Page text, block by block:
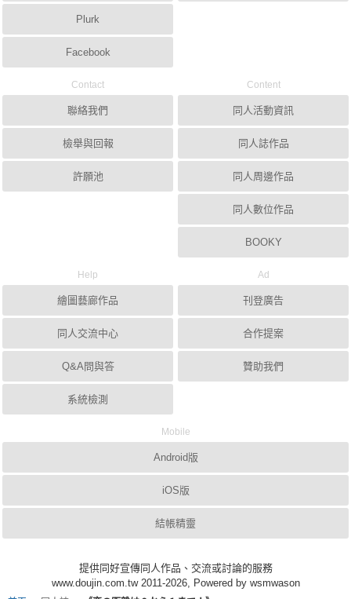
Plurk
Facebook
Contact
聯絡我們
檢舉與回報
許願池
Content
同人活動資訊
同人誌作品
同人周邊作品
同人數位作品
BOOKY
Help
繪圖藝廊作品
同人交流中心
Q&A問與答
系統檢測
Ad
刊登廣告
合作提案
贊助我們
Mobile
Android版
iOS版
結帳精靈
提供同好宣傳同人作品、交流或討論的服務
www.doujin.com.tw 2011-2026, Powered by wsmwason